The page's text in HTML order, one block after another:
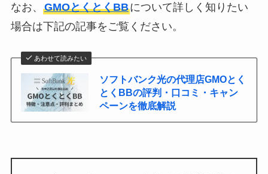
なお、 GMOとくとくBBについて詳しく知りたい
場合は下記の記事をご覧ください。
あわせて読みたい
ソフトバンク光の代理店GMOとく
とくBBの評判・口コミ・キャン
ペーンを徹底解説